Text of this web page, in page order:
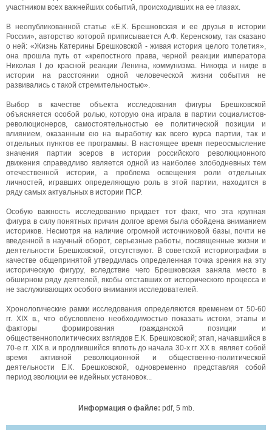
участником всех важнейших событий, происходивших на ее глазах.
В неопубликованной статье «Е.К. Брешковская и ее друзья в истории
России», авторство которой приписывается А.Ф. Керенскому, так сказано
о ней: «Жизнь Катерины Брешковской - живая история целого толетия»,
она прошла путь от «крепостного права, черной реакции императора
Николая I до красной реакции Ленина, коммунизма. Никогда и нигде в
истории на расстоянии одной человеческой жизни события не
развивались с такой стремительностью».
Выбор в качестве объекта исследования фигуры Брешковской
объясняется особой ролью, которую она играла в партии социалистов-
революционеров, самостоятельностью ее политической позиции и
влиянием, оказанным ею на выработку как всего курса партии, так и
отдельных пунктов ее программы. В настоящее время переосмысление
значения партии эсеров в истории российского революционного
движения справедливо является одной из наиболее злободневных тем
отечественной истории, а проблема освещения роли отдельных
личностей, игравших определяющую роль в этой партии, находится в
ряду самых актуальных в истории ПСР.
Особую важность исследованию придает тот факт, что эта крупная
фигура в силу понятных причин долгое время была обойдена вниманием
историков. Несмотря на наличие огромной источниковой базы, почти не
введенной в научный оборот, серьезные работы, посвященные жизни и
деятельности Брешковской, отсутствуют. В советской историографии в
качестве общепринятой утвердилась определенная точка зрения на эту
историческую фигуру, вследствие чего Брешковская заняла место в
обширном ряду деятелей, якобы отставших от исторического процесса и
не заслуживающих особого внимания исследователей.
Хронологические рамки исследования определяются временем от 50-60
гг. XIX в., что обусловлено необходимостью показать истоки, этапы и
факторы формирования гражданской позиции и
общественнополитических взглядов Е.К. Брешковской; этап, начавшийся в
70-е гг. XIX в. и продлившийся вплоть до начала 30-х гг. XX в. являет собой
время активной революционной и общественно-политической
деятельности Е.К. Брешковской, одновременно представляя собой
период эволюции ее идейных установок...
Информация о файле: pdf, 5 mb.